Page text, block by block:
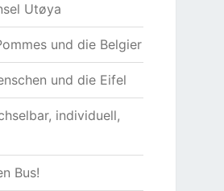
Utøya
und die Belgier
und die Eifel
individuell,
Bus!